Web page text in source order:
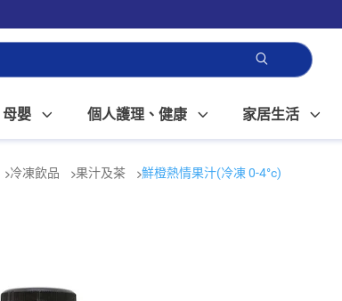
母嬰 個人護理、健康 家居生活
冷凍飲品 果汁及茶 鮮橙熱情果汁(冷凍 0-4°c)